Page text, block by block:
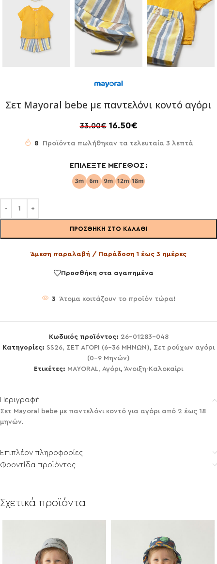
Σετ Mayoral bebe με παντελόνι κοντό αγόρι
33.00€ 16.50€
8 Προϊόντα πωλήθηκαν τα τελευταία 3 λεπτά
ΕΠΙΛΈΞΤΕ ΜΈΓΕΘΟΣ
ΠΡΟΣΘΉΚΗ ΣΤΟ ΚΑΛΆΘΙ
Άμεση παραλαβή / Παράδοση 1 έως 3 ημέρες
Προσθήκη στα αγαπημένα
3 Άτομα κοιτάζουν το προϊόν τώρα!
Κωδικός προϊόντος: 26-01283-048
Κατηγορίες: SS26, ΣΕΤ ΑΓΟΡΙ (6-36 ΜΗΝΩΝ), Σετ ρούχων αγόρι
(0-9 Μηνών)
Ετικέτες: MAYORAL, Αγόρι, Άνοιξη-Καλοκαίρι
Περιγραφή
Σετ Mayoral bebe με παντελόνι κοντό για αγόρι από 2 έως 18
μηνών.
Επιπλέον πληροφορίες
Φροντίδα προϊόντος
Σχετικά προϊόντα